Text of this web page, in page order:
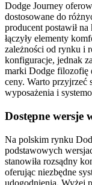
Dodge Journey
dostosowane do
producent postawił
łączyły elementy
zależności od rynku i
konfiguracje, jednak
marki Dodge filozofię
ceny. Warto przyjrzeć
wyposażenia i
Dostępne wersje
Na polskim rynku
podstawowych
stanowiła rozsądny
oferując niezbędne
udogodnienia. Wyżej